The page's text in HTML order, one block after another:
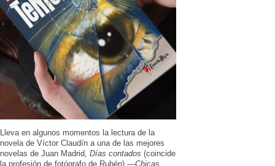
Lleva en algunos momentos la lectura de la
novela de Víctor Claudín a una de las mejores
novelas de Juan Madrid, Días contados (coincide
la profesión de fotógrafo de Rubén) —Chicas